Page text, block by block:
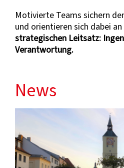
Motivierte Teams sichern
und orientieren sich dabei
strategischen Leitsatz:
Verantwortung.
News